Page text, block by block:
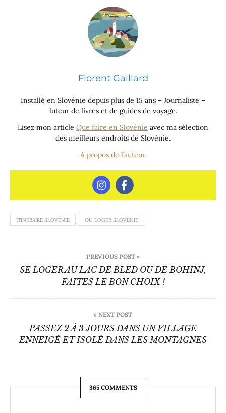
Florent Gaillard
Installé en Slovénie depuis plus de 15 ans – Journaliste –
1uteur de livres et de guides de voyage.
Lisez mon article Que faire en Slovénie avec ma sélection
des meilleurs endroits de Slovénie.
A propos de l’auteur.
ITINERAIRE SLOVENIE OU LOGER SLOVENIE
de
l’article
PREVIOUS POST »
SE LOGER AU LAC DE BLED OU DE BOHINJ,
FAITES LE BON CHOIX !
« NEXT POST
PASSEZ 2 À 3 JOURS DANS UN VILLAGE
ENNEIGÉ ET ISOLÉ DANS LES MONTAGNES
365 COMMENTS